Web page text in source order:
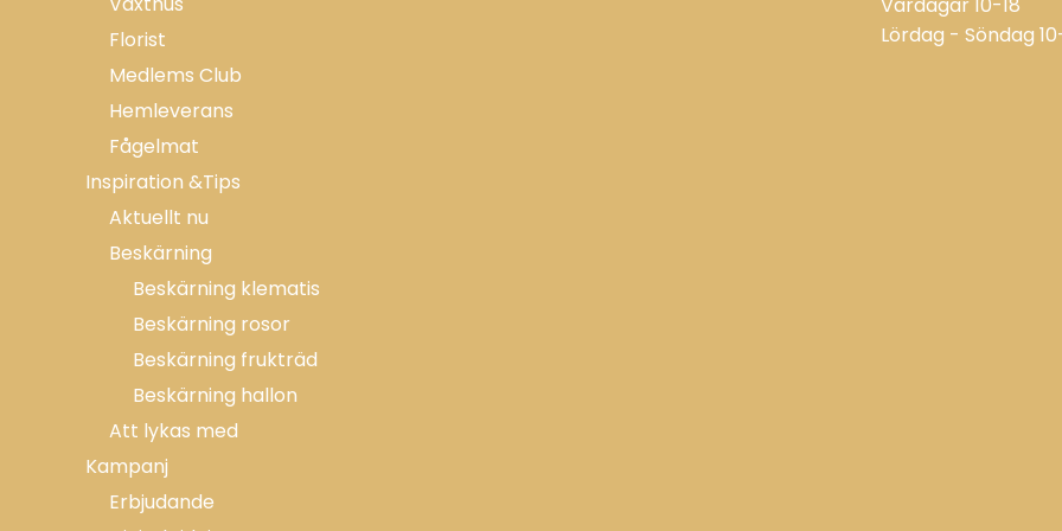
Florist
Medlems Club
Hemleverans
Fågelmat
Inspiration &Tips
Aktuellt nu
Beskärning
Beskärning klematis
Beskärning rosor
Beskärning frukträd
Beskärning hallon
Att lykas med
Kampanj
Erbjudande
Lördag - Söndag